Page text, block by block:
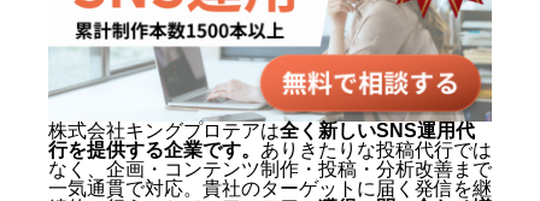
株式会社キングプロテアは全く新しいSNS運用代
行を提供する企業です。 ありきたりな投稿代行では
なく、企画・コンテンツ制作・投稿・分析改善まで
一気通貫で対応。貴社のターゲットに届く発信を継